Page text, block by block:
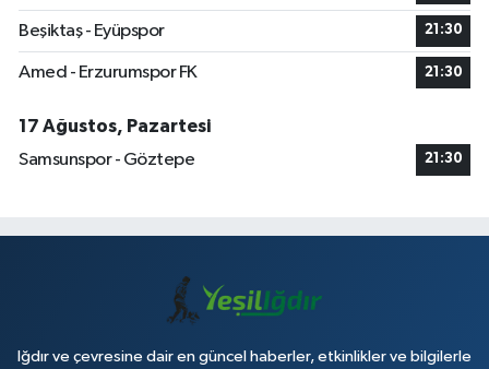
Beşiktaş - Eyüpspor 21:30
Amed - Erzurumspor FK 21:30
17 Ağustos, Pazartesi
Samsunspor - Göztepe
21:30
Iğdır ve çevresine dair en güncel haberler, etkinlikler ve bilgilerle